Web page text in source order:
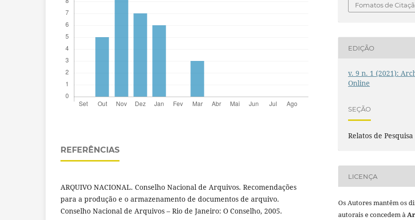
REFERÊNCIAS
ARQUIVO NACIONAL. Conselho Nacional de Arquivos. Recomendações
para a produção e o armazenamento de documentos de arquivo.
Conselho Nacional de Arquivos – Rio de Janeiro: O Conselho, 2005.
Fomatos de
EDIÇÃO
v. 9 n. 1 (2021):
Online
SEÇÃO
Relatos de Pesquisa
LICENÇA
Os Autores mantêm os
autorais e concedem à